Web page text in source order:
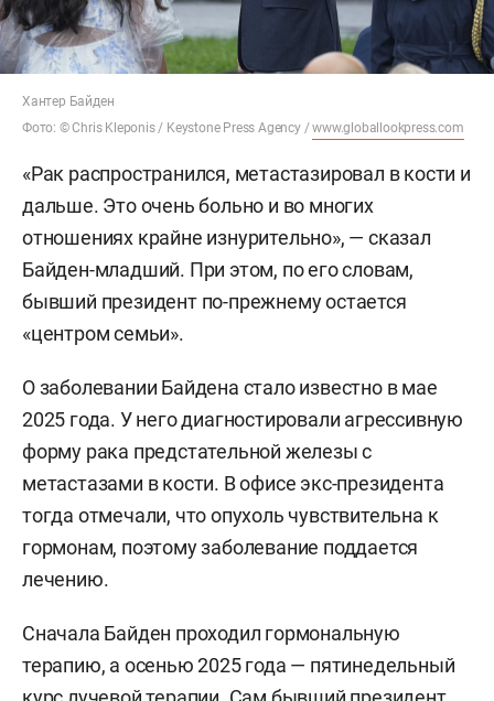
Хантер Байден
Фото: © Chris Kleponis / Keystone Press Agency /www.globallookpress.com
«Рак распространился, метастазировал в кости и
дальше. Это очень больно и во многих
отношениях крайне изнурительно», — сказал
Байден-младший. При этом, по его словам,
бывший президент по-прежнему остается
«центром семьи».
О заболевании Байдена стало известно в мае
2025 года. У него диагностировали агрессивную
форму рака предстательной железы с
метастазами в кости. В офисе экс-президента
тогда отмечали, что опухоль чувствительна к
гормонам, поэтому заболевание поддается
лечению.
Сначала Байден проходил гормональную
терапию, а осенью 2025 года — пятинедельный